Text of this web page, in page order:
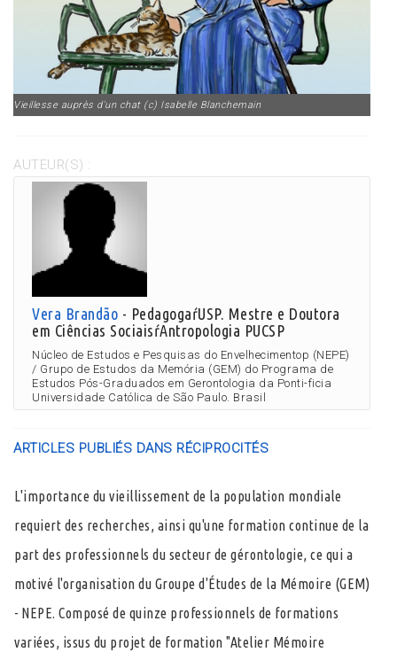
Vieillesse auprès d'un chat (c) Isabelle Blanchemain
AUTEUR(S) :
Vera Brandão - PedagogaŕUSP. Mestre e Doutora
em Ciências SociaisŕAntropologia PUCSP
Núcleo de Estudos e Pesquisas do Envelhecimentop (NEPE)
/ Grupo de Estudos da Memória (GEM) do Programa de
Estudos Pós-Graduados em Gerontologia da Ponti-ficia
Universidade Católica de São Paulo. Brasil
ARTICLES PUBLIÉS DANS RÉCIPROCITÉS
L'importance du vieillissement de la population mondiale
requiert des recherches, ainsi qu'une formation continue de la
part des professionnels du secteur de gérontologie, ce qui a
motivé l'organisation du Groupe d'Études de la Mémoire (GEM)
- NEPE. Composé de quinze professionnels de formations
variées, issus du projet de formation "Atelier Mémoire